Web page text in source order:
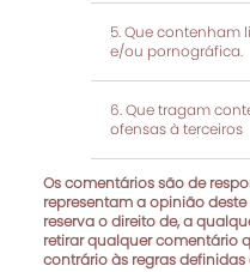
Que contenham
e/ou pornográfica.
Que tragam
ofensas à terceiros
Os comentários são de
representam a opinião deste
reserva o direito de, a
retirar qualquer comentário
contrário às regras definidas